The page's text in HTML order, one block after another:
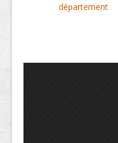
département